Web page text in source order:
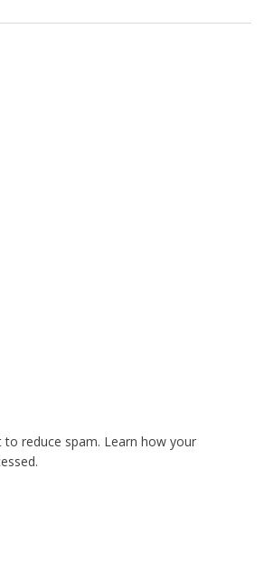
to reduce spam. Learn how your